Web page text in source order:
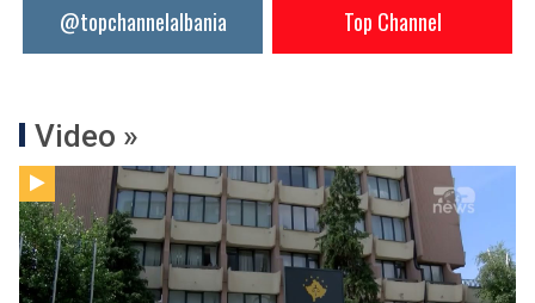
@topchannelalbania Top Channel
Video »